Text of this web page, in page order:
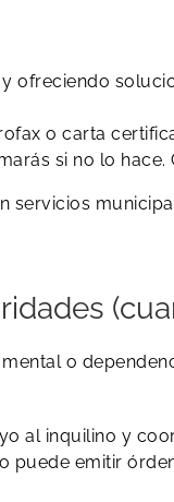
ofreciendo
o carta
si no lo hace.
o
al inquilino y
puede emitir